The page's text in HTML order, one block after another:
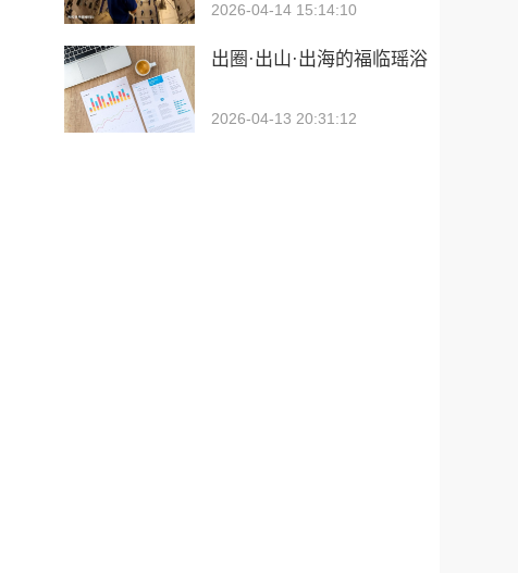
2026-04-14 15:14:10
出圈·出山·出海的福临瑶浴
2026-04-13 20:31:12